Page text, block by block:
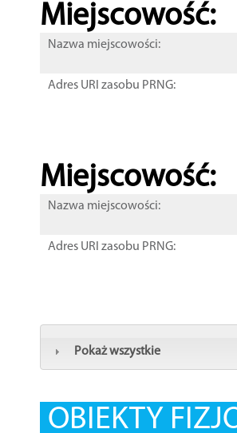
Miejscowość:
Nazwa miejscowości:
Adres URI zasobu PRNG:
Miejscowość:
Nazwa miejscowości:
Adres URI zasobu PRNG:
Pokaż wszystkie
OBIEKTY